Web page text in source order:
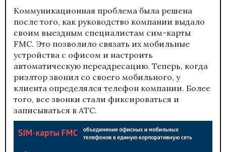
Коммуникационная проблема была решена
после того, как руководство компании выдало
своим выездным специалистам сим-карты
FMC. Это позволило связать их мобильные
устройства с офисом и настроить
автоматическую переадресацию. Теперь, когда
риэлтор звонил со своего мобильного, у
клиента определялся телефон компании. Более
того, все звонки стали фиксироваться и
записываться в АТС.